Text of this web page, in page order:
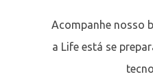
Acompanhe nosso
a Life está se